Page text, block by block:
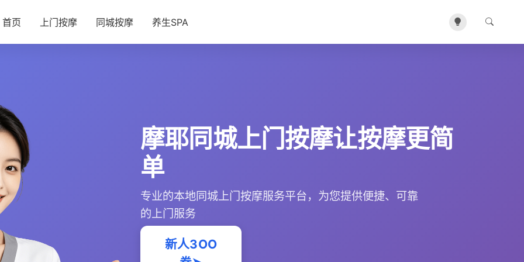
首页 上门按摩 同城按摩 养生SPA
摩耶同城上门按摩让按摩更简
单
专业的本地同城上门按摩服务平台，为您提供便捷、可靠
的上门服务
新人3OO